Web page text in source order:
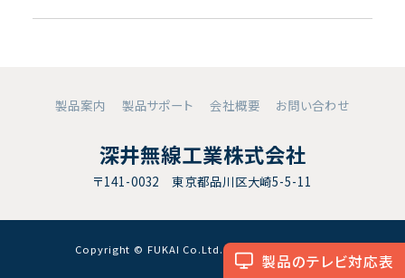
製品のテレビ対応表
製品案内 製品サポート 会社概要 お問い合わせ
深井無線工業株式会社
〒141-0032 東京都品川区大崎5-5-11
Copyright © FUKAI Co.Ltd. All RightsReserved.